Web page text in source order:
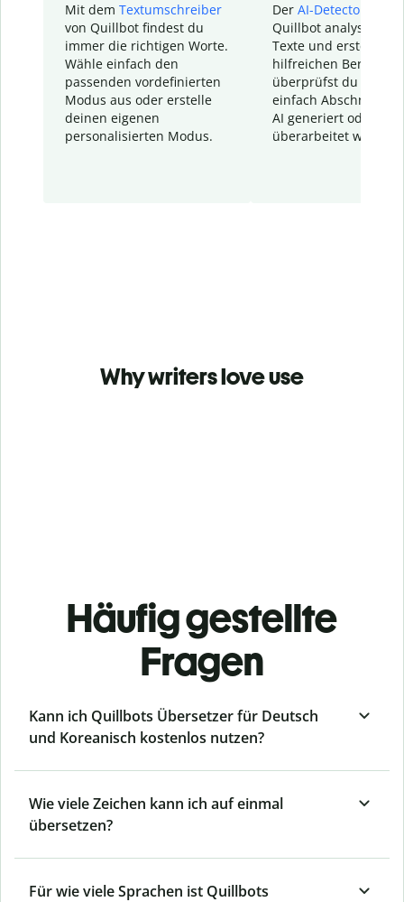
Mit dem Textumschreiber
von Quillbot findest du
immer die richtigen Worte.
Wähle einfach den
passenden vordefinierten
Modus aus oder erstelle
deinen eigenen
personalisierten Modus.
Der AI-Detector
Quillbot analysiert
Texte und erstellt
hilfreichen Bericht.
überprüfst du
einfach Abschnitte,
AI generiert oder
überarbeitet wurden.
Why writers love use
Häufig gestellte
Fragen
Kann ich Quillbots Übersetzer für Deutsch
und Koreanisch kostenlos nutzen?
Wie viele Zeichen kann ich auf einmal
übersetzen?
Für wie viele Sprachen ist Quillbots